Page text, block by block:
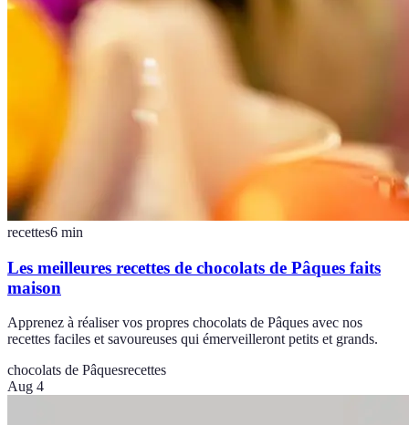
recettes6 min
Les meilleures recettes de chocolats de Pâques faits
maison
Apprenez à réaliser vos propres chocolats de Pâques avec nos
recettes faciles et savoureuses qui émerveilleront petits et grands.
chocolats de Pâquesrecettes
Aug 4